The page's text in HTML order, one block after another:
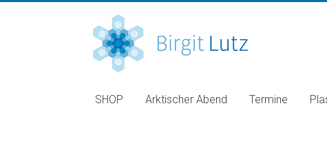
SHOP Arktischer Abend Termine